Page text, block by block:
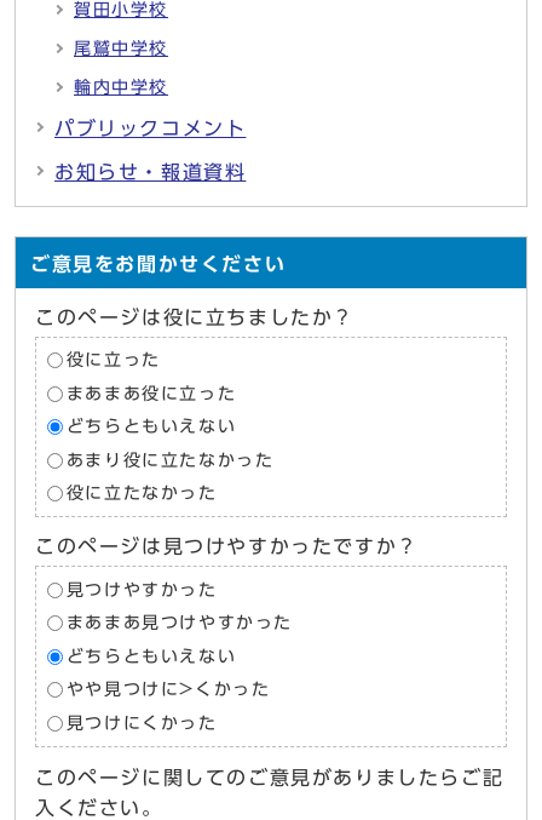
賀田小学校
尾鷲中学校
輪内中学校
パブリックコメント
お知らせ・報道資料
ご意見をお聞かせください
このページは役に立ちましたか？
役に立った
まあまあ役に立った
どちらともいえない
あまり役に立たなかった
役に立たなかった
このページは見つけやすかったですか？
見つけやすかった
まあまあ見つけやすかった
どちらともいえない
やや見つけに>くかった
見つけにくかった
このページに関してのご意見がありましたらご記
入ください。